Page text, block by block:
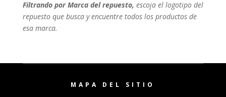
Filtrando por Marca del repuesto, escoja el logotipo del
repuesto que busca y encuentre todos los productos de
esa marca.
MAPA DEL SITIO